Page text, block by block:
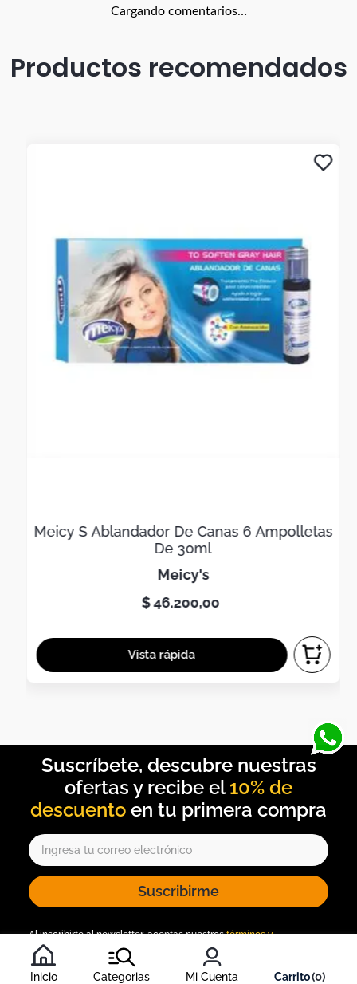
Inicio Categorias Mi Cuenta 0
Cargando comentarios…
Productos recomendados
Meicy S Ablandador De Canas 6 Ampolletas
De 30ml
meicy's
$46.200,00
10% de
descuento
Suscribirme
Al inscribirte al newsletter, aceptas nuestrostérminos y
condiciones
, y nuestra política de tratamiento de información